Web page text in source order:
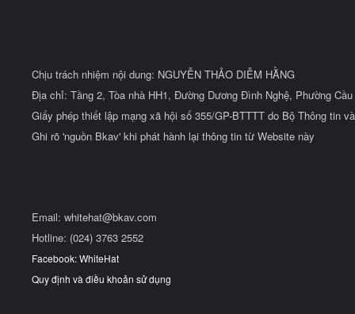
Chịu trách nhiệm nội dung: NGUYỄN THẢO DIỄM HẰNG
Địa chỉ: Tầng 2, Tòa nhà HH1, Đường Dương Đình Nghệ, Phường
Giấy phép thiết lập mạng xã hội số 355/GP-BTTTT do Bộ Thông tin
Ghi rõ 'nguồn Bkav' khi phát hành lại thông tin từ Website này
Email: whitehat@bkav.com
Hotline: (024) 3763 2552
Facebook: WhiteHat
Quy định và điều khoản sử dụng